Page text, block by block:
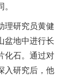
理研究员黄健
地中进行长
化石。通过对
入研究后，他